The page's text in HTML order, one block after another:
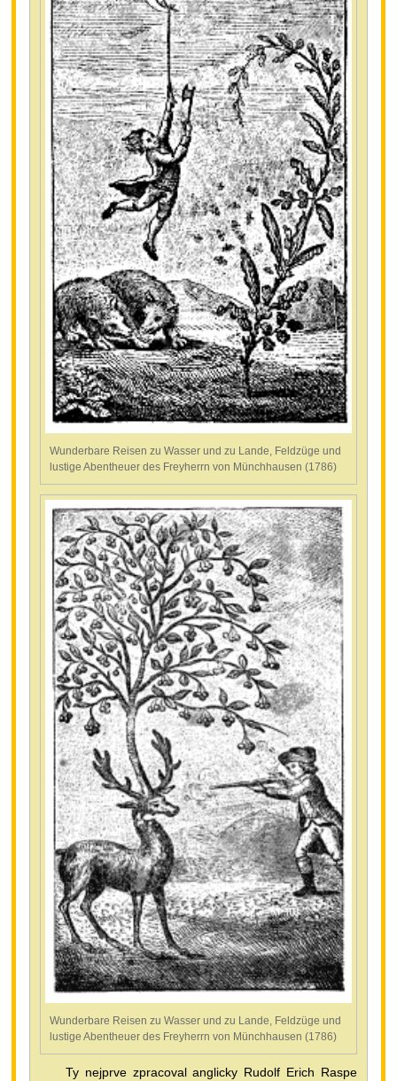
Wunderbare Reisen zu Wasser und zu Lande, Feldzüge und
lustige Abentheuer des Freyherrn von Münchhausen (1786)
Wunderbare Reisen zu Wasser und zu Lande, Feldzüge und
lustige Abentheuer des Freyherrn von Münchhausen (1786)
Ty nejprve zpracoval anglicky Rudolf Erich Raspe